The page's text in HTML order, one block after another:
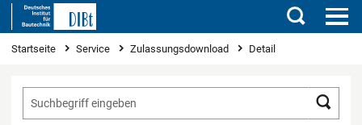
Suchen
Sie sind hier
Startseite Service Zulassungsdownload Detail